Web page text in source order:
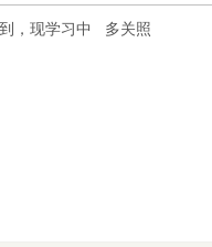
，现学习中 多关照